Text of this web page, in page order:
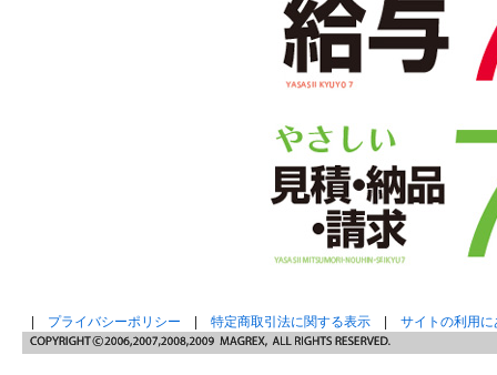
プライバシーポリシー 特定商取引法に関する表示 サイトの利用に